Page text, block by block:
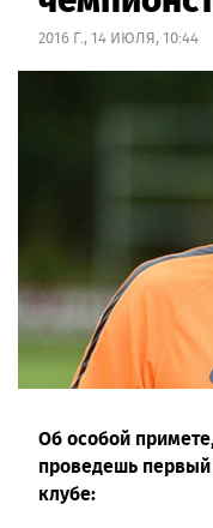
2016 Г., 14 ИЮЛЯ, 10:44
Об особой
проведешь
клубе: